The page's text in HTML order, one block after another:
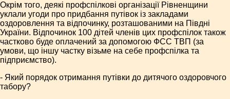
Окрім того, деякі профспілкові організації Рівненщини
уклали угоди про придбання путівок із закладами
оздоровлення та відпочинку, розташованими на Півдні
України. Відпочинок 100 дітей членів цих профспілок також
частково буде оплачений за допомогою ФСС ТВП (за
умови, що іншу частку візьме на себе профспілка та
підприємство).
- Який порядок отримання путівки до дитячого оздоровчого
табору?